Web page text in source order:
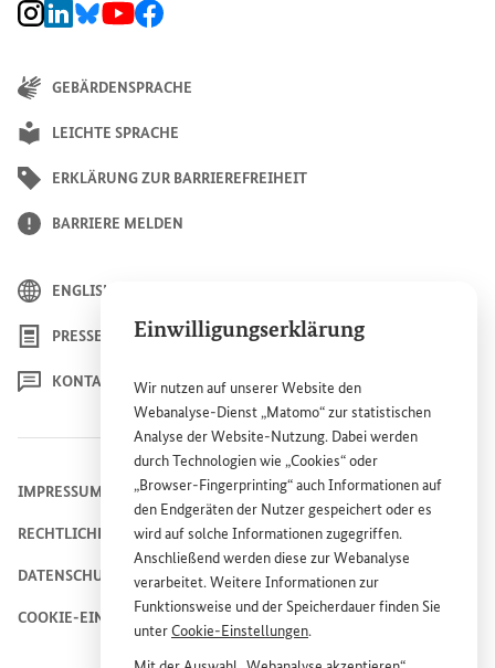
Einwilligungserklärung
Wir nutzen auf unsererWebsite den
Webanalyse-Dienst „Matomo“ zur statistischen
Analyse derWebsite-Nutzung. Dabei werden
durch Technologien wie „Cookies“ oder
„Browser-Fingerprinting“ auch Informationen auf
den Endgeräten der Nutzer gespeichert oder es
wird auf solche Informationen zugegriffen.
Anschließend werden diese zur Webanalyse
verarbeitet. Weitere Informationen zur
Funktionsweise und der Speicherdauer finden Sie
unterCookie-Einstellungen.
BMZ Instagram-Kanal, Externer Link
BMZ LinkedIn Unternehmensseite, Externer Link
BMZ Bluesky-Seite, Externer Link
BMZ Youtube-Kanal, Externer Link
BMZ Facebook-Seite, Externer Link
GEBÄRDENSPRACHE
LEICHTE SPRACHE
ERKLÄRUNG ZUR BARRIEREFREIHEIT
BARRIERE MELDEN
ENGLISH
PRESSE
KONTAKT
IMPRESSUM
RECHTLICHE HINWEISE
DATENSCHUTZHINWEIS
COOKIE-EINSTELLUNGEN